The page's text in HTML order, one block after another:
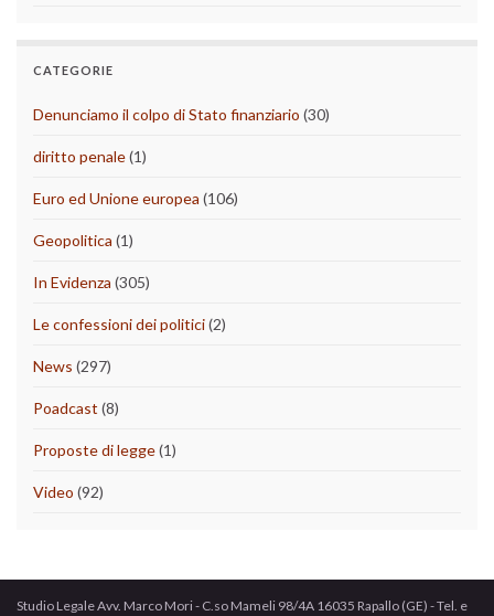
CATEGORIE
Denunciamo il colpo di Stato finanziario (30)
diritto penale(1)
Euro ed Unione europea (106)
Geopolitica (1)
In Evidenza (305)
Le confessioni dei politici(2)
News (297)
Poadcast (8)
Proposte di legge(1)
Video (92)
Studio Legale Avv. Marco Mori - C.so Mameli 98/4A 16035 Rapallo (GE) - Tel. e